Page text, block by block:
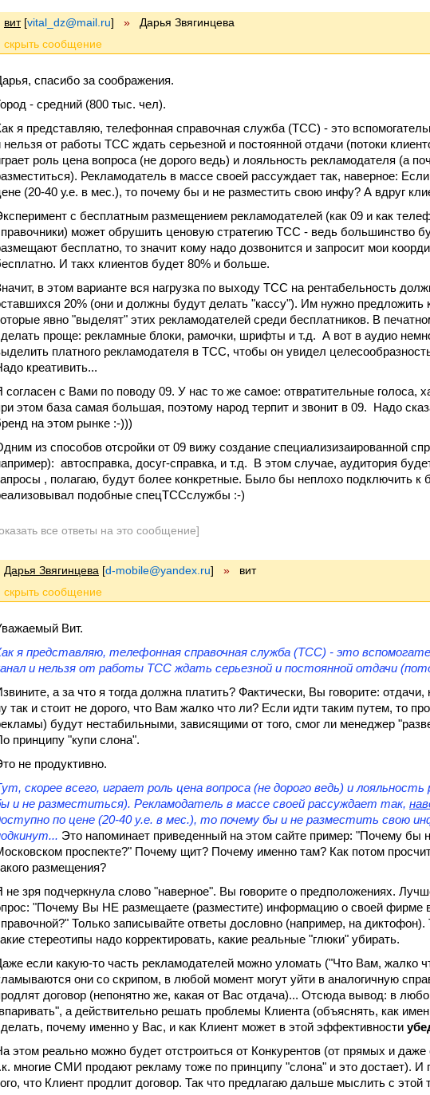
вит [vital_dz@mail.ru] » Дарья Звягинцева
спасибо за соображения.
- средний (800 тыс. чел).
я представляю, телефонная справочная служба (ТСС) - это
нельзя от работы ТСС ждать серьезной и постоянной отдачи (потоки
роль цена вопроса (не дорого ведь) и лояльность рекламодателя (а
Рекламодатель в массе своей рассуждает так, наверное:
(20-40 у.е. в мес.), то почему бы и не разместить свою инфу? А вдруг
с бесплатным размещением рекламодателей (как 09 и как
может обрушить ценовую стратегию ТСС - ведь большинство
бесплатно, то значит кому надо дозвонится и запросит мои
И такх клиентов будет 80% и больше.
в этом варианте вся нагрузка по выходу ТСС на рентабельность
20% (они и должны будут делать "кассу"). Им нужно предложить
явно "выделят" этих рекламодателей среди бесплатников. В
проще: рекламные блоки, рамочки, шрифты и т.д. А вот в аудио
платного рекламодателя в ТСС, чтобы он увидел
креативить...
согласен с Вами по поводу 09. У нас то же самое: отвратительные голоса,
этом база самая большая, поэтому народ терпит и звонит в 09. Надо
на этом рынке :-)))
из способов отсройки от 09 вижу создание специализизаированной
автосправка, досуг-справка, и т.д. В этом случае, аудитория
, полагаю, будут более конкретные. Было бы неплохо подключить к
подобные спецТССслужбы :-)
все ответы на это сообщение]
Дарья Звягинцева [d-mobile@yandex.ru] » вит
Вит.
я представляю, телефонная справочная служба (ТСС) - это
и нельзя от работы ТСС ждать серьезной и постоянной отдачи
а за что я тогда должна платить? Фактически, Вы говорите: отдачи,
так и стоит не дорого, что Вам жалко что ли? Если идти таким путем, то
будут нестабильными, зависящими от того, смог ли менеджер
принципу "купи слона".
не продуктивно.
скорее всего, играет роль цена вопроса (не дорого ведь) и
и не разместиться). Рекламодатель в массе своей рассуждает так,
по цене (20-40 у.е. в мес.), то почему бы и не разместить свою
Это напоминает приведенный на этом сайте пример: "Почему бы
проспекте?" Почему щит? Почему именно там? Как потом
размещения?
не зря подчеркнула слово "наверное". Вы говорите о предположениях.
"Почему Вы НЕ размещаете (разместите) информацию о своей фирме
Только записывайте ответы дословно (например, на диктофон).
стереотипы надо корректировать, какие реальные "глюки" убирать.
если какую-то часть рекламодателей можно уломать ("Что Вам, жалко
они со скрипом, в любой момент могут уйти в аналогичную
договор (непонятно же, какая от Вас отдача)... Отсюда вывод: в
а действительно решать проблемы Клиента (объяснять, как
почему именно у Вас, и как Клиент может в этой эффективности
этом реально можно будет отстроиться от Конкурентов (от прямых и
многие СМИ продают рекламу тоже по принципу "слона" и это достает). И
что Клиент продлит договор. Так что предлагаю дальше мыслить с этой